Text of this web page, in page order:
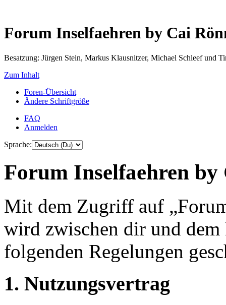
Forum Inselfaehren by Cai
Besatzung: Jürgen Stein, Markus Klausnitzer, Michael Schleef und
Zum Inhalt
Foren-Übersicht
Ändere Schriftgröße
FAQ
Anmelden
Sprache:
Forum Inselfaehren
Mit dem Zugriff auf
wird zwischen dir und
folgenden Regelungen
1. Nutzungsvertrag